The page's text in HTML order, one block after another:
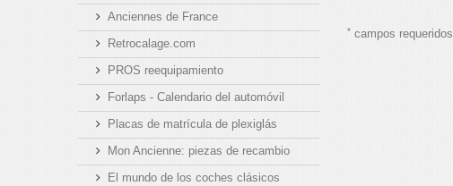
Anciennes de France
Retrocalage.com
PROS reequipamiento
Forlaps - Calendario del automóvil
Placas de matrícula de plexiglás
Mon Ancienne: piezas de recambio
El mundo de los coches clásicos
* campos requeridos